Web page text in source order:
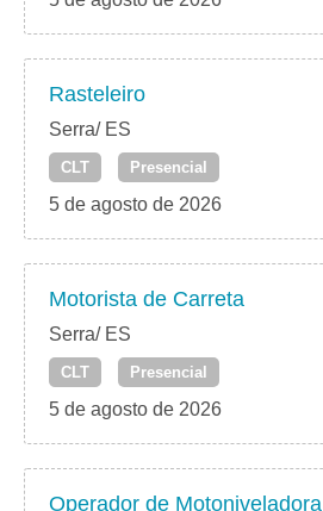
Rasteleiro
Serra/ ES
CLT Presencial
5 de agosto de 2026
Motorista de Carreta
Serra/ ES
CLT Presencial
5 de agosto de 2026
Operador de Motoniveladora